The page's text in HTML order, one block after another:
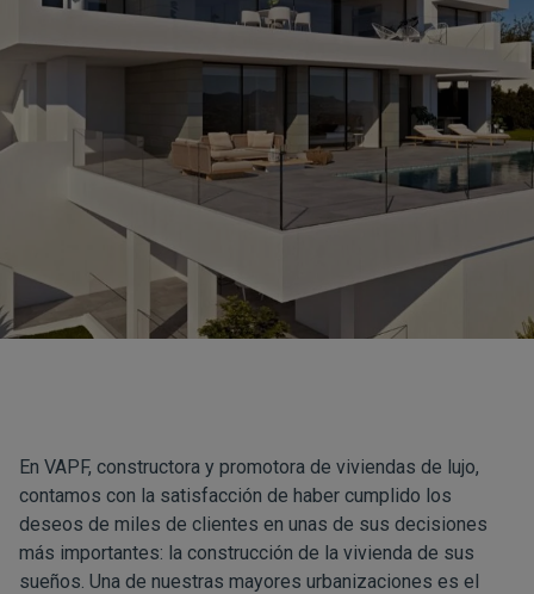
En VAPF, constructora y promotora de viviendas de lujo,
contamos con la satisfacción de haber cumplido los
deseos de miles de clientes en unas de sus decisiones
más importantes: la construcción de la vivienda de sus
sueños. Una de nuestras mayores urbanizaciones es el